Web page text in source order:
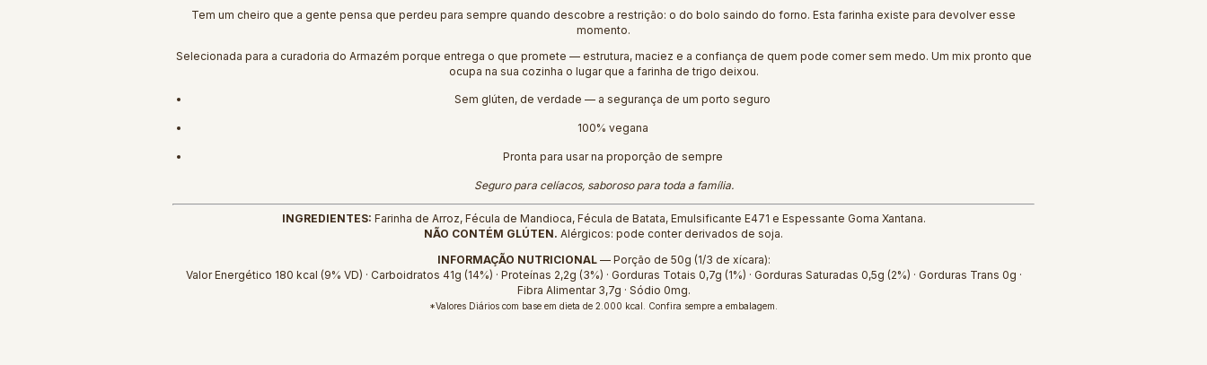
Tem um cheiro que a gente pensa que perdeu para sempre quando descobre a restrição: o do bolo saindo do forno. Esta farinha existe para devolver esse
momento.
Selecionada para a curadoria do Armazém porque entrega o que promete — estrutura, maciez e a confiança de quem pode comer sem medo. Um mix pronto que
ocupa na sua cozinha o lugar que a farinha de trigo deixou.
Sem glúten, de verdade — a segurança de um porto seguro
100% vegana
Pronta para usar na proporção de sempre
Seguro para celíacos, saboroso para toda a família.
INGREDIENTES: Farinha de Arroz, Fécula de Mandioca, Fécula de Batata, Emulsificante E471 e Espessante Goma Xantana.
NÃO CONTÉM GLÚTEN. Alérgicos: pode conter derivados de soja.
INFORMAÇÃO NUTRICIONAL— Porção de 50g (1/3 de xícara):
Valor Energético 180 kcal (9% VD) · Carboidratos 41g (14%) · Proteínas 2,2g (3%) · Gorduras Totais 0,7g (1%) · Gorduras Saturadas 0,5g (2%) · Gorduras Trans 0g ·
Fibra Alimentar 3,7g · Sódio 0mg.
*Valores Diários com base em dieta de 2.000 kcal. Confira sempre a embalagem.